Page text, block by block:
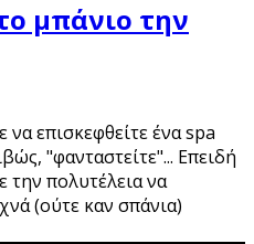
μπάνιο την
επισκεφθείτε ένα spa
"φανταστείτε"... Επειδή
την πολυτέλεια να
(ούτε καν σπάνια)